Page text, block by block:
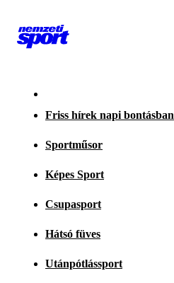
Friss hírek napi bontásban
Sportműsor
Képes Sport
Csupasport
Hátsó füves
Utánpótlássport